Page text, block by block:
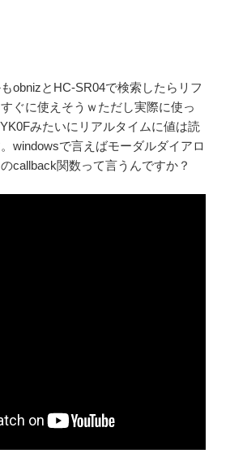
obnizとHC-SR04で検索したらリフ
ぐに使えそうｗただし実際に使っ
みたいにリアルタイムに値は読
windowsで言えばモーダルダイアロ
callback関数って言うんですか？